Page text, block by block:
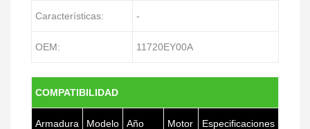
Características: -
OEM: 11720EY00A
COMPATIBILIDAD
Armadura Modelo Año Motor Especificaciones